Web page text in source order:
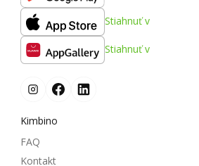
Stiahnuť v
Stiahnuť v
Kimbino
FAQ
Kontakt